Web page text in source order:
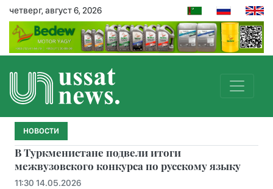
четверг, август 6, 2026
НОВОСТИ
В Туркменистане подвели итоги
межвузовского конкурса по русскому языку
11:30 14.05.2026